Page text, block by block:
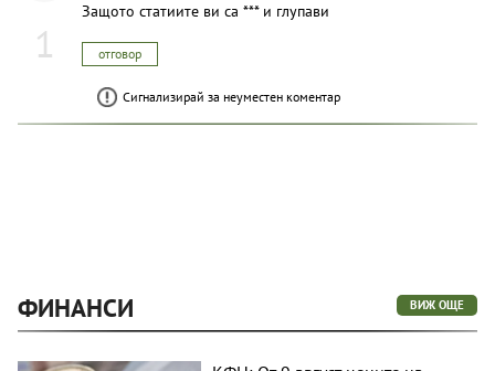
1
Защото статиите ви са *** и глупави
отговор
Сигнализирай за неуместен коментар
ФИНАНСИ ВИЖ ОЩЕ